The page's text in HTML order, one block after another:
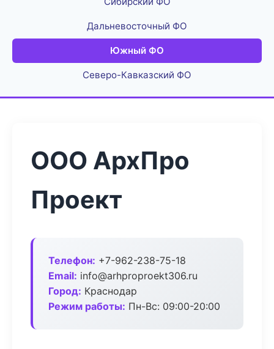
Дальневосточный ФО
Южный ФО
Северо-Кавказский ФО
ООО АрхПро
Проект
Телефон: +7-962-238-75-18
Email: info@arhproproekt306.ru
Город: Краснодар
Режим работы: Пн-Вс: 09:00-20:00